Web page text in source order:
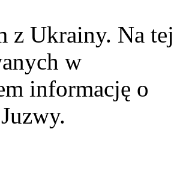
z Ukrainy. Na tej
w
informację o